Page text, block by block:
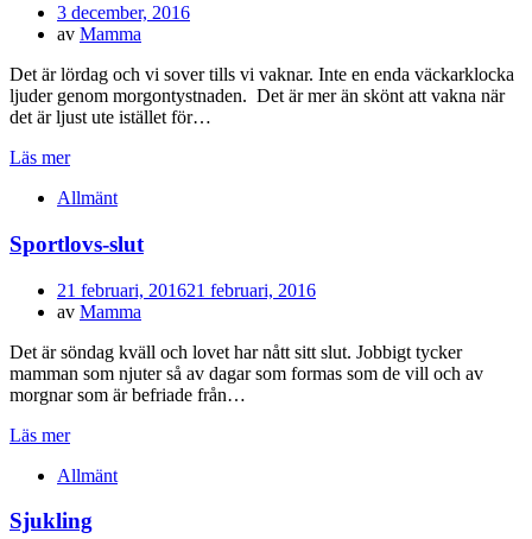
Publicerad
den
3 december, 2016
av Mamma
Det är lördag och vi sover tills vi vaknar. Inte en enda väckarklocka
ljuder genom morgontystnaden. Det är mer än skönt att vakna när
det är ljust ute istället för…
Läs mer
Allmänt
Sportlovs-slut
Publicerad
den
21 februari, 201621 februari, 2016
av Mamma
Det är söndag kväll och lovet har nått sitt slut. Jobbigt tycker
mamman som njuter så av dagar som formas som de vill och av
morgnar som är befriade från…
Läs mer
Allmänt
Sjukling